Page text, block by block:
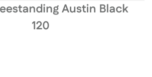
Austin Black
120